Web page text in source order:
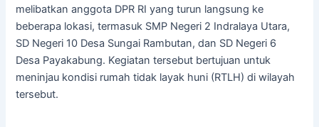
melibatkan anggota DPR RI yang turun langsung ke
beberapa lokasi, termasuk SMP Negeri 2 Indralaya Utara,
SD Negeri 10 Desa Sungai Rambutan, dan SD Negeri 6
Desa Payakabung. Kegiatan tersebut bertujuan untuk
meninjau kondisi rumah tidak layak huni (RTLH) di wilayah
tersebut.